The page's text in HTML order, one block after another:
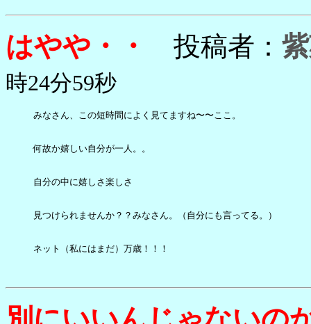
はやや・・ 投稿者：
時24分59秒
みなさん、この短時間によく見てますね〜〜ここ。
何故か嬉しい自分が一人。。
自分の中に嬉しさ楽しさ
見つけられませんか？？みなさん。（自分にも言ってる。）
ネット（私にはまだ）万歳！！！